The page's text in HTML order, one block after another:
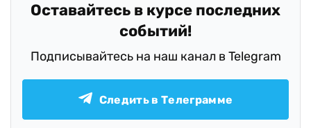
Оставайтесь в курсе последних
событий!
Подписывайтесь на наш канал в Telegram
Следить в Телеграмме